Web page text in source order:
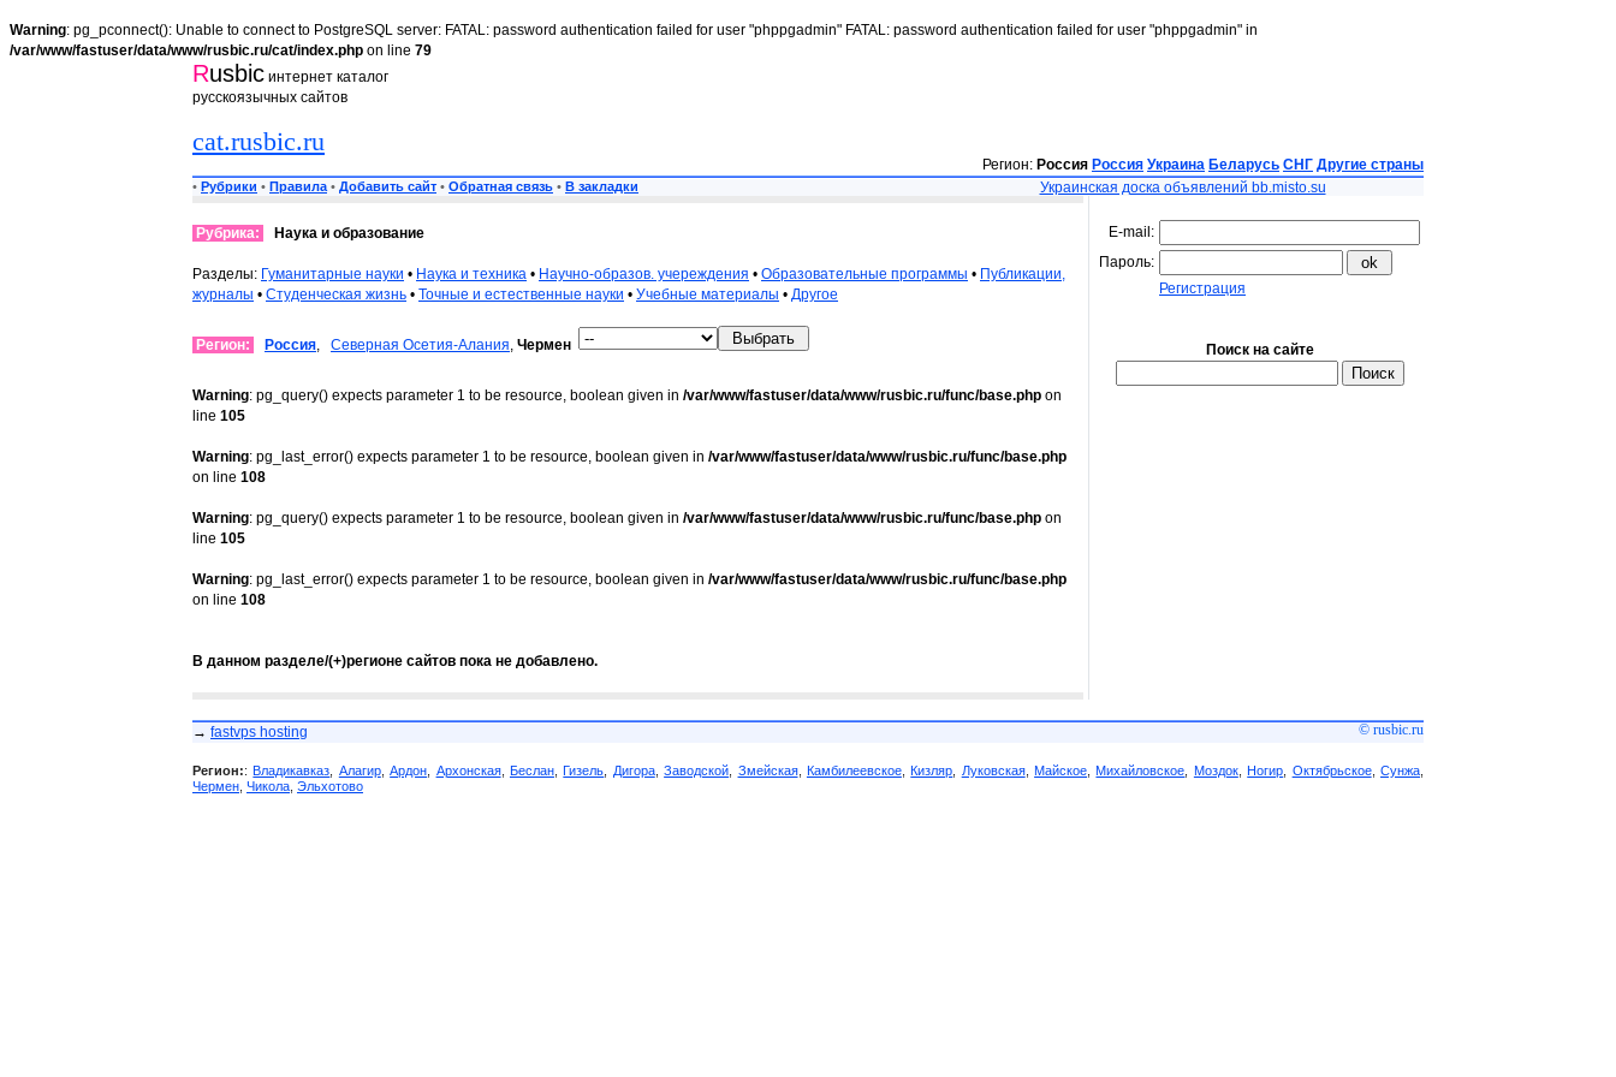
Warning: pg_pconnect(): Unable to connect to PostgreSQL server: FATAL: password authentication failed for user "phppgadmin" FATAL: password authentication failed for user "phppgadmin" in
/var/www/fastuser/data/www/rusbic.ru/cat/index.php on line 79
Rusbic интернет каталог
русскоязычных сайтов
cat.rusbic.ru
Регион: Россия Россия Украина Беларусь СНГ Другие страны
• Рубрики • Правила • Добавить сайт • Обратная связь • В закладки Украинская доска объявлений bb.misto.su
Рубрика: Наука и образование
Разделы: Гуманитарные науки • Наука и техника • Научно-образов. учереждения • Образовательные программы • Публикации,
журналы • Студенческая жизнь • Точные и естественные науки • Учебные материалы • Другое
Регион: Россия, Северная Осетия-Алания, Чермен
Warning: pg_query() expects parameter 1 to be resource, boolean given in /var/www/fastuser/data/www/rusbic.ru/func/base.php on
line 105
Warning: pg_last_error() expects parameter 1 to be resource, boolean given in /var/www/fastuser/data/www/rusbic.ru/func/base.php
on line 108
Warning: pg_query() expects parameter 1 to be resource, boolean given in /var/www/fastuser/data/www/rusbic.ru/func/base.php on
line 105
Warning: pg_last_error() expects parameter 1 to be resource, boolean given in /var/www/fastuser/data/www/rusbic.ru/func/base.php
on line 108
В данном разделе/(+)регионе сайтов пока не добавлено.
E-mail:
Пароль:
Регистрация
Поиск на сайте
→ fastvps hosting © rusbic.ru
Регион::Владикавказ Алагир,Ардон Архонская, Беслан,Гизель Дигора,Заводской Змейская, Камбилеевское,Кизляр Луковская,Майское ,Михайловское Моздок,Ногир Октябрьское,Сунжа
Чермен Чикола Эльхотово